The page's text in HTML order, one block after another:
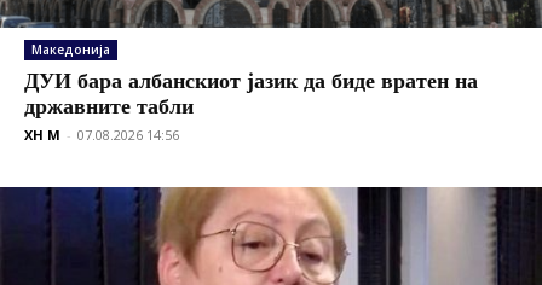
Македонија
ДУИ бара албанскиот јазик да биде вратен на
државните табли
XH M - 07.08.2026 14:56